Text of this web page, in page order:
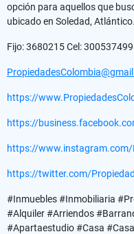
opción para aquellos que
ubicado en Soledad, Atlántico.
Fijo: 3680215 Cel:
https://
https://
https://www.instagram.com/
https://twitter.com/
#Inmuebles #Inmobiliaria
#Alquiler #Arriendos
#Apartaestudio #Casa